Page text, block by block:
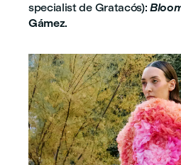
specialist de Gratacós):
Gámez.